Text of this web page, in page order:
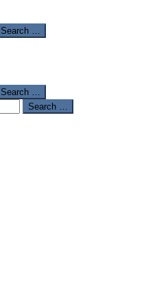
Search …
Search …
Search …